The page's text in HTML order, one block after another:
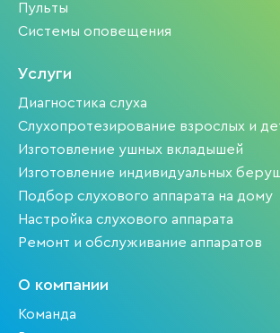
Пульты
Системы оповещения
Услуги
Диагностика слуха
Слухопротезирование взрослых и
Изготовление ушных вкладышей
Изготовление индивидуальных
Подбор слухового аппарата на дому
Настройка слухового аппарата
Ремонт и обслуживание аппаратов
О компании
Команда